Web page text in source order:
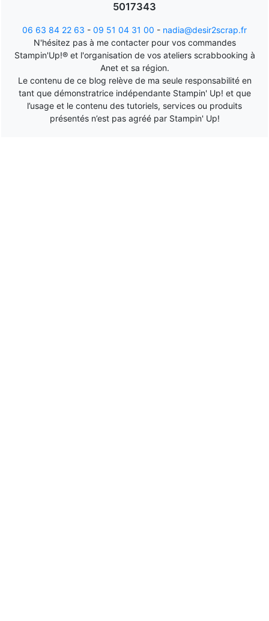
5017343
06 63 84 22 63 - 09 51 04 31 00 - nadia@desir2scrap.fr
N'hésitez pas à me contacter pour vos commandes
Stampin'Up!® et l'organisation de vos ateliers scrabbooking à
Anet et sa région.
Le contenu de ce blog relève de ma seule responsabilité en
tant que démonstratrice indépendante Stampin' Up! et que
l’usage et le contenu des tutoriels, services ou produits
présentés n’est pas agréé par Stampin' Up!